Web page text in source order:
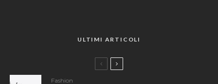
ULTIMI ARTICOLI
Fashion